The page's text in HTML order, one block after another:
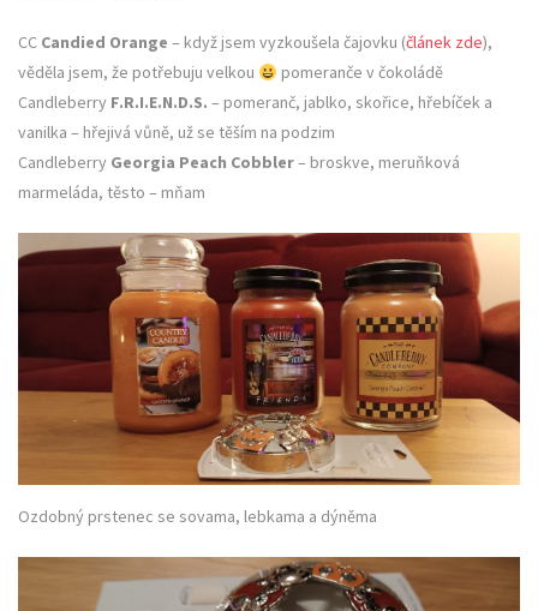
CC Candied Orange – když jsem vyzkoušela čajovku (článek zde),
věděla jsem, že potřebuju velkou
pomeranče v čokoládě
Candleberry F.R.I.E.N.D.S. – pomeranč, jablko, skořice, hřebíček a
vanilka – hřejivá vůně, už se těším na podzim
Candleberry Georgia Peach Cobbler– broskve, meruňková
marmeláda, těsto – mňam
Ozdobný prstenec se sovama, lebkama a dýněma